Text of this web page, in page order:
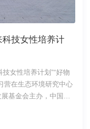
国长征路。本次培训
想淬炼与精神补钙的
志敏的革命精神内化
奋力投身“十五五”规
力战斗力，切实把学
实际行动，为实现高
的贡献。党委办公室
撰写回忆文章、讲述
心从坟头村创业奠基
者接续奋斗、勇攀高
然离开了工作岗位，
总支2026年2月13日
科技女性培养计
女性培养计划”“好物
营在生态环境研究中心
基金会主办，中国三
实验室、《环境工程